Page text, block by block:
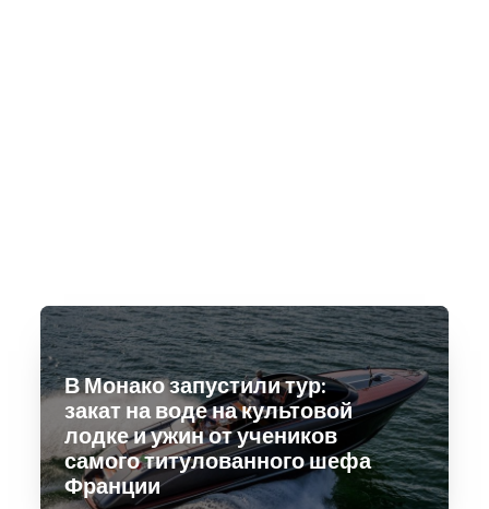
В Монако запустили тур:
закат на воде на культовой
лодке и ужин от учеников
самого титулованного шефа
Франции